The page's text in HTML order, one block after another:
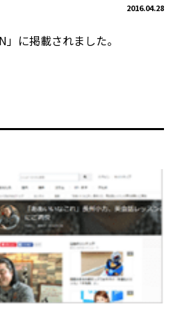
2016.04.28
に掲載されました。